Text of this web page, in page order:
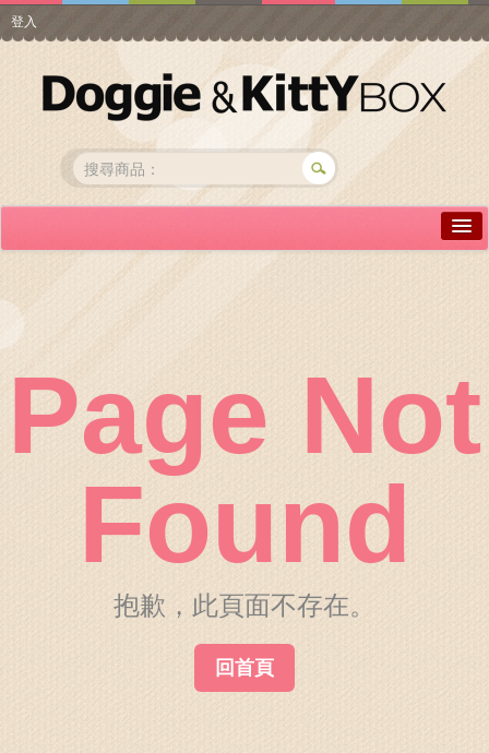
登入
常見問答
線上訂購
帳號專區
關於我們
毛孩健康之道
Page Not
Found
抱歉，此頁面不存在。
回首頁